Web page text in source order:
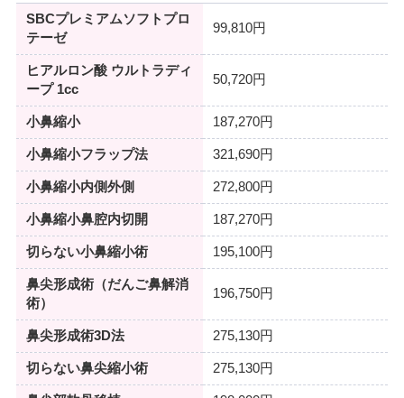
SBCプレミアムソフトプロ
テーゼ
99,810円
ヒアルロン酸 ウルトラディ
ープ 1cc
50,720円
小鼻縮小 187,270円
小鼻縮小フラップ法 321,690円
小鼻縮小内側外側 272,800円
小鼻縮小鼻腔内切開 187,270円
切らない小鼻縮小術 195,100円
鼻尖形成術（だんご鼻解消
術）
196,750円
鼻尖形成術3D法 275,130円
切らない鼻尖縮小術 275,130円